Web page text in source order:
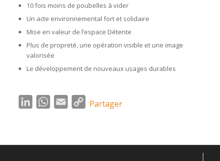
10 fois moins de poubelles à vider
Un acte environnemental fort et solidaire
Mise en valeur de l’espace Détente
Plus de propreté, une opération visible et une image
valorisée
Le développement de nouveaux usages durables
LinkedInWhatsApp
Email Copy
Partager